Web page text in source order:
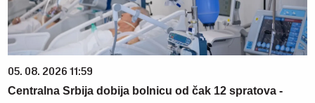
05. 08. 2026 11:59
Centralna Srbija dobija bolnicu od čak 12 spratova -